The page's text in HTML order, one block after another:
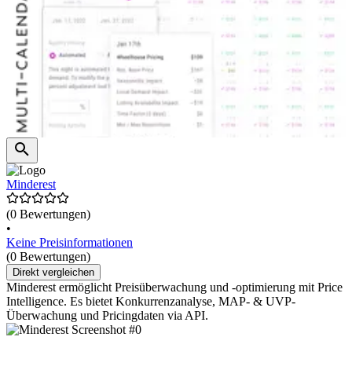
Minderest
(0 Bewertungen)
•
Keine Preisinformationen
(0 Bewertungen)
Direkt vergleichen
Minderest ermöglicht Preisüberwachung und -optimierung mit Price
Intelligence. Es bietet Konkurrenzanalyse, MAP- & UVP-
Überwachung und Pricingdaten via API.